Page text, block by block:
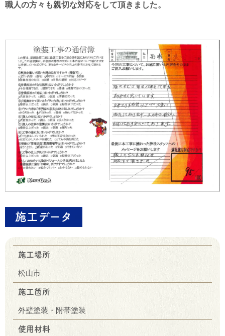
職人の方々も親切な対応をして頂きました。
施工データ
施工場所
松山市
施工箇所
外壁塗装・附帯塗装
使用材料